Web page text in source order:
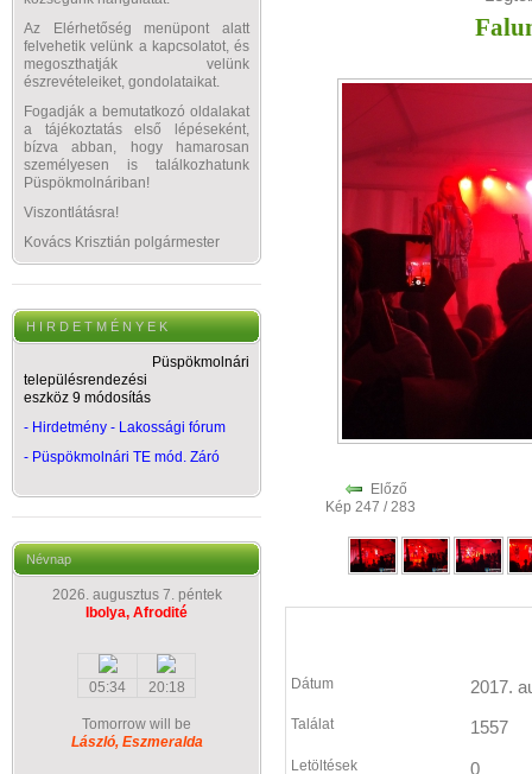
Az Elérhetőség menüpont alatt
felvehetik velünk a kapcsolatot, és
megoszthatják velünk
észrevételeiket, gondolataikat.
Fogadják a bemutatkozó oldalakat
a tájékoztatás első lépéseként,
bízva abban, hogy hamarosan
személyesen is találkozhatunk
Püspökmolnáriban!
Viszontlátásra!
Kovács Krisztián polgármester
H I R D E T M É N Y E K
Püspökmolnári
településrendezési
eszköz 9 módosítás
- Hirdetmény - Lakossági fórum
- Püspökmolnári TE mód. Záró
Névnap
2026. augusztus 7. péntek
Ibolya, Afrodité
05:34 20:18
Tomorrow will be
László, Eszmeralda
Előző
Kép 247 / 283
Dátum 2017.
Találat 1557
Letöltések 0